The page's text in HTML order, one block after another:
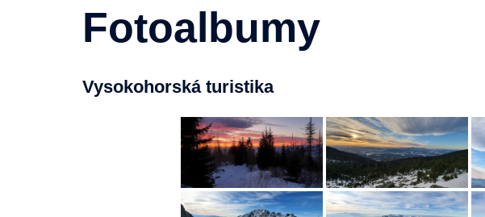
Fotoalbumy
Vysokohorská turistika